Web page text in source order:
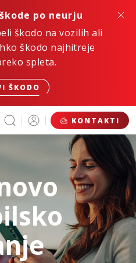
po neurju
škodo na vozilih ali
škodo najhitreje
spleta.
ŠKODO
KONTAKTI